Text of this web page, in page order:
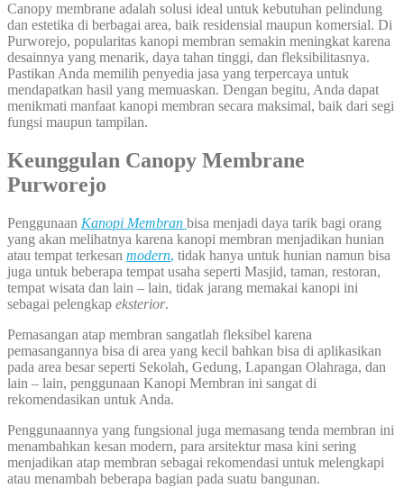
Canopy membrane adalah solusi ideal untuk kebutuhan pelindung
dan estetika di berbagai area, baik residensial maupun komersial. Di
Purworejo, popularitas kanopi membran semakin meningkat karena
desainnya yang menarik, daya tahan tinggi, dan fleksibilitasnya.
Pastikan Anda memilih penyedia jasa yang terpercaya untuk
mendapatkan hasil yang memuaskan. Dengan begitu, Anda dapat
menikmati manfaat kanopi membran secara maksimal, baik dari segi
fungsi maupun tampilan.
Keunggulan Canopy Membrane
Purworejo
Penggunaan Kanopi Membran bisa menjadi daya tarik bagi orang
yang akan melihatnya karena kanopi membran menjadikan hunian
atau tempat terkesan modern, tidak hanya untuk hunian namun bisa
juga untuk beberapa tempat usaha seperti Masjid, taman, restoran,
tempat wisata dan lain – lain, tidak jarang memakai kanopi ini
sebagai pelengkap eksterior.
Pemasangan atap membran sangatlah fleksibel karena
pemasangannya bisa di area yang kecil bahkan bisa di aplikasikan
pada area besar seperti Sekolah, Gedung, Lapangan Olahraga, dan
lain – lain, penggunaan Kanopi Membran ini sangat di
rekomendasikan untuk Anda.
Penggunaannya yang fungsional juga memasang tenda membran ini
menambahkan kesan modern, para arsitektur masa kini sering
menjadikan atap membran sebagai rekomendasi untuk melengkapi
atau menambah beberapa bagian pada suatu bangunan.